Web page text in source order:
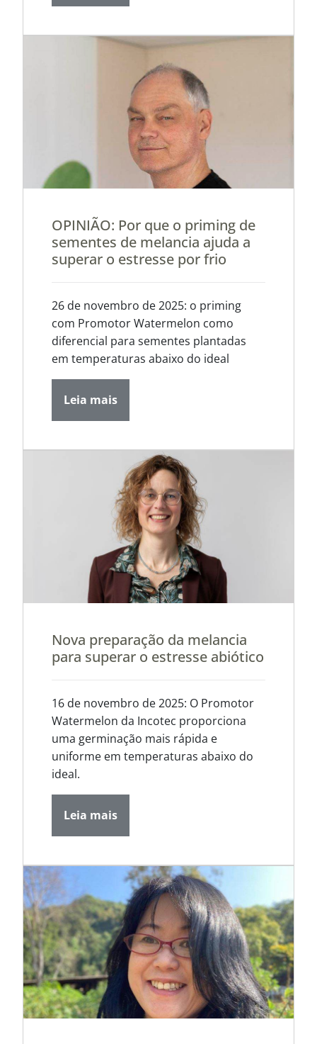
OPINIÃO: Por que o priming de
sementes de melancia ajuda a
superar o estresse por frio
26 de novembro de 2025: o priming
com Promotor Watermelon como
diferencial para sementes plantadas
em temperaturas abaixo do ideal
Leia mais
Nova preparação da melancia
para superar o estresse abiótico
16 de novembro de 2025: O Promotor
Watermelon da Incotec proporciona
uma germinação mais rápida e
uniforme em temperaturas abaixo do
ideal.
Leia mais